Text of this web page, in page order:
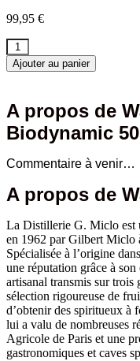
99,95 €
quantité
de
Waterford
1.1
Biodynamic
50%
Ajouter au panier
A propos de
Biodynamic
Commentaire à venir…
A propos de
La Distillerie G. Miclo est
en 1962 par Gilbert Miclo
Spécialisée à l’origine
une réputation grâce à
artisanal transmis sur
sélection rigoureuse de
d’obtenir des spiritueux à
lui a valu de nombreuses
Agricole de Paris et une
gastronomiques et caves